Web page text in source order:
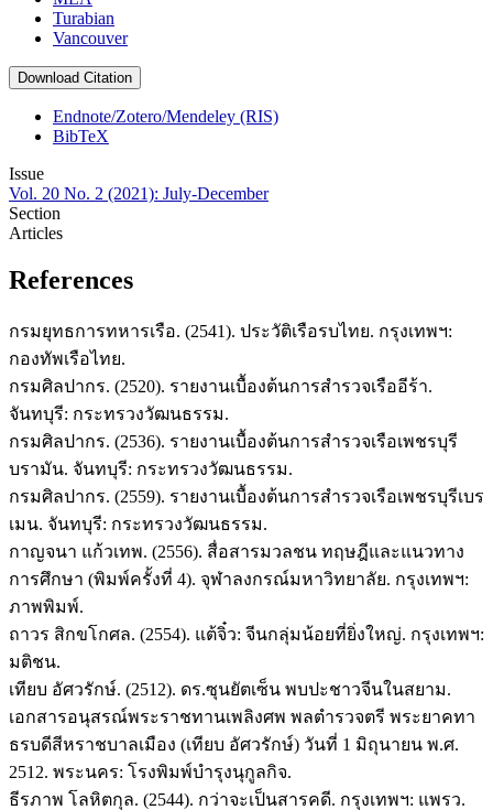
Turabian
Vancouver
Download Citation
Endnote/Zotero/Mendeley (RIS)
BibTeX
Issue
Vol. 20 No. 2 (2021): July-December
Section
Articles
References
กรมยุทธการทหารเรือ. (2541). ประวัติเรือรบไทย. กรุงเทพฯ:
กองทัพเรือไทย.
กรมศิลปากร. (2520). รายงานเบื้องต้นการสำรวจเรืออีร้า.
จันทบุรี: กระทรวงวัฒนธรรม.
กรมศิลปากร. (2536). รายงานเบื้องต้นการสำรวจเรือเพชรบุรี
บรามัน. จันทบุรี: กระทรวงวัฒนธรรม.
กรมศิลปากร. (2559). รายงานเบื้องต้นการสำรวจเรือเพชรบุรีเบร
เมน. จันทบุรี: กระทรวงวัฒนธรรม.
กาญจนา แก้วเทพ. (2556). สื่อสารมวลชน ทฤษฎีและแนวทาง
การศึกษา (พิมพ์ครั้งที่ 4). จุฬาลงกรณ์มหาวิทยาลัย. กรุงเทพฯ:
ภาพพิมพ์.
ถาวร สิกขโกศล. (2554). แต้จิ๋ว: จีนกลุ่มน้อยที่ยิ่งใหญ่. กรุงเทพฯ:
มติชน.
เทียบ อัศวรักษ์. (2512). ดร.ซุนยัตเซ็น พบปะชาวจีนในสยาม.
เอกสารอนุสรณ์พระราชทานเพลิงศพ พลตำรวจตรี พระยาคทา
ธรบดีสีหราชบาลเมือง (เทียบ อัศวรักษ์) วันที่ 1 มิถุนายน พ.ศ.
2512. พระนคร: โรงพิมพ์บำรุงนุกูลกิจ.
ธีรภาพ โลหิตกุล. (2544). กว่าจะเป็นสารคดี. กรุงเทพฯ: แพรว.